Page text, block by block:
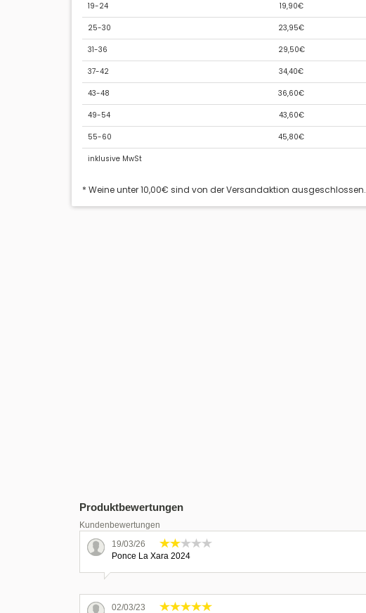
19-24 19,90€
25-30 23,95€
31-36 29,50€
37-42 34,40€
43-48 36,60€
49-54 43,60€
55-60 45,80€
inklusive MwSt
* Weine unter 10,00€ sind von der Versandaktion ausgeschlossen.
Produktbewertungen
Kundenbewertungen
19/03/26
Ponce La Xara 2024
02/03/23